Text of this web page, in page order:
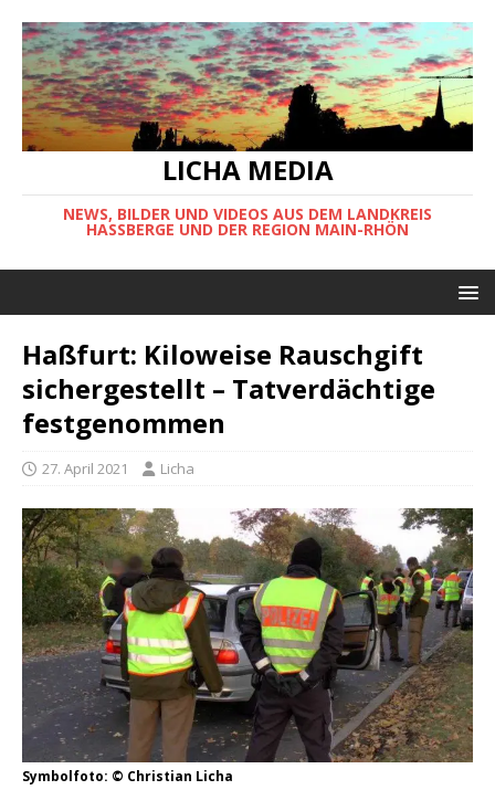
LICHA MEDIA
NEWS, BILDER UND VIDEOS AUS DEM LANDKREIS
HASSBERGE UND DER REGION MAIN-RHÖN
Haßfurt: Kiloweise Rauschgift
sichergestellt – Tatverdächtige
festgenommen
27. April 2021 Licha
Symbolfoto: © Christian Licha